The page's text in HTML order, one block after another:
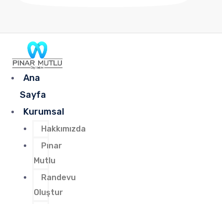
Ana
Sayfa
Kurumsal
Hakkımızda
Pınar
Mutlu
Randevu
Oluştur